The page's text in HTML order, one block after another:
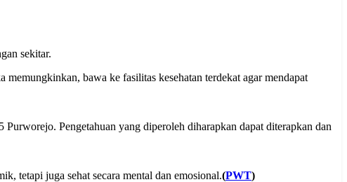
sekitar.
memungkinkan, bawa ke fasilitas kesehatan terdekat agar mendapat
Pengetahuan yang diperoleh diharapkan dapat diterapkan dan
tetapi juga sehat secara mental dan emosional.(PWT)